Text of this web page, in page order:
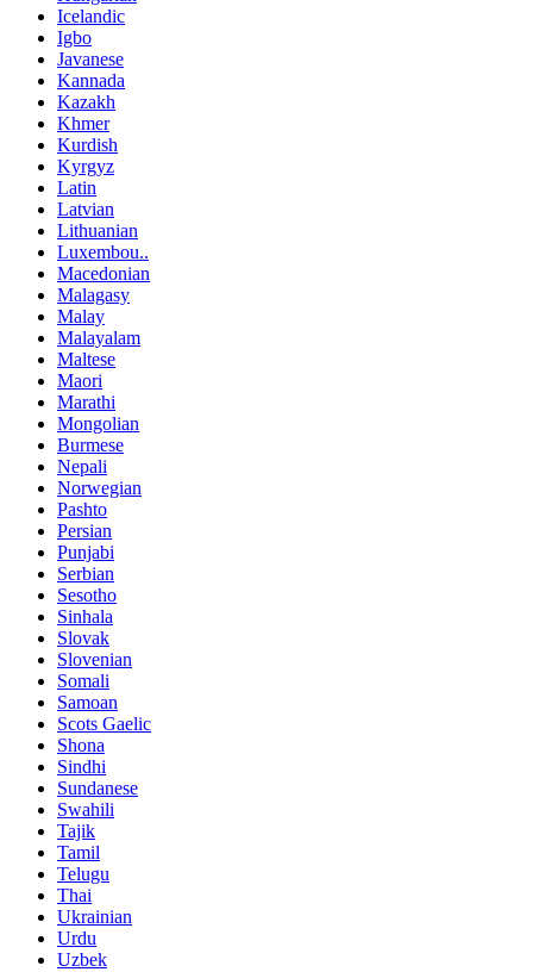
Icelandic
Igbo
Javanese
Kannada
Kazakh
Khmer
Kurdish
Kyrgyz
Latin
Latvian
Lithuanian
Luxembou..
Macedonian
Malagasy
Malay
Malayalam
Maltese
Maori
Marathi
Mongolian
Burmese
Nepali
Norwegian
Pashto
Persian
Punjabi
Serbian
Sesotho
Sinhala
Slovak
Slovenian
Somali
Samoan
Scots Gaelic
Shona
Sindhi
Sundanese
Swahili
Tajik
Tamil
Telugu
Thai
Ukrainian
Urdu
Uzbek